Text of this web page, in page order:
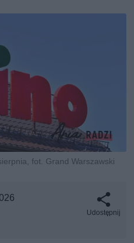
fot. Grand Warszawski
Udostępnij